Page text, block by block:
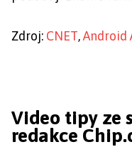
Zdroj: CNET,Android
Video tipy ze
redakce